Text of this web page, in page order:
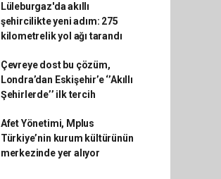
Lüleburgaz'da akıllı
şehircilikte yeni adım: 275
kilometrelik yol ağı tarandı
Çevreye dost bu çözüm,
Londra’dan Eskişehir’e ‘’Akıllı
Şehirlerde’’ ilk tercih
Afet Yönetimi, Mplus
Türkiye’nin kurum kültürünün
merkezinde yer alıyor